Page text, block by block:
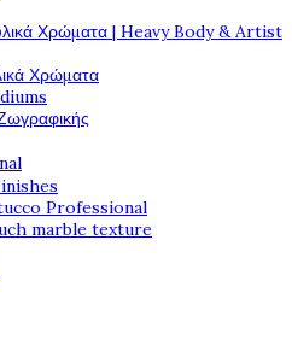
Χρώματα | Heavy Body & Artist
Χρώματα
Professional
marble texture